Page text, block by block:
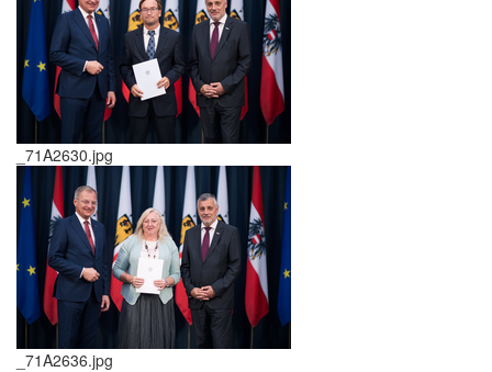
_71A2630.jpg
_71A2636.jpg